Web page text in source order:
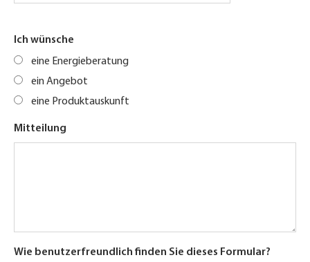
Ich wünsche
eine Energieberatung
ein Angebot
eine Produktauskunft
Mitteilung
Wie benutzerfreundlich finden Sie dieses Formular?